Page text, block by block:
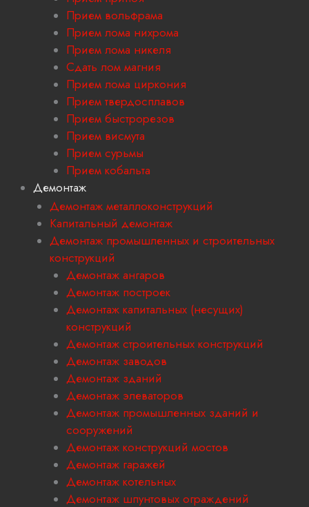
Прием вольфрама
Прием лома нихрома
Прием лома никеля
Сдать лом магния
Прием лома циркония
Прием твердосплавов
Прием быстрорезов
Прием висмута
Прием сурьмы
Прием кобальта
Демонтаж
Демонтаж металлоконструкций
Капитальный демонтаж
Демонтаж промышленных и строительных
конструкций
Демонтаж ангаров
Демонтаж построек
Демонтаж капитальных (несущих)
конструкций
Демонтаж строительных конструкций
Демонтаж заводов
Демонтаж зданий
Демонтаж элеваторов
Демонтаж промышленных зданий и
сооружений
Демонтаж конструкций мостов
Демонтаж гаражей
Демонтаж котельных
Демонтаж шпунтовых ограждений